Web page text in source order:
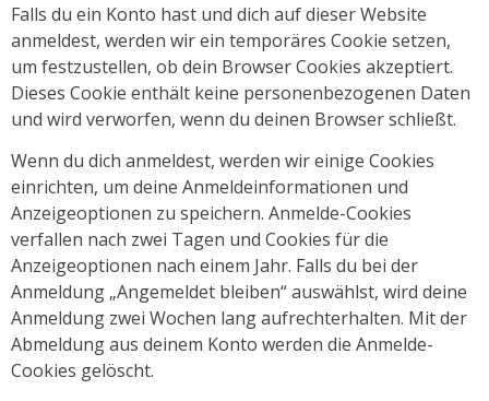
Falls du ein Konto hast und dich auf dieser Website
anmeldest, werden wir ein temporäres Cookie setzen,
um festzustellen, ob dein Browser Cookies akzeptiert.
Dieses Cookie enthält keine personenbezogenen Daten
und wird verworfen, wenn du deinen Browser schließt.
Wenn du dich anmeldest, werden wir einige Cookies
einrichten, um deine Anmeldeinformationen und
Anzeigeoptionen zu speichern. Anmelde-Cookies
verfallen nach zwei Tagen und Cookies für die
Anzeigeoptionen nach einem Jahr. Falls du bei der
Anmeldung „Angemeldet bleiben“ auswählst, wird deine
Anmeldung zwei Wochen lang aufrechterhalten. Mit der
Abmeldung aus deinem Konto werden die Anmelde-
Cookies gelöscht.